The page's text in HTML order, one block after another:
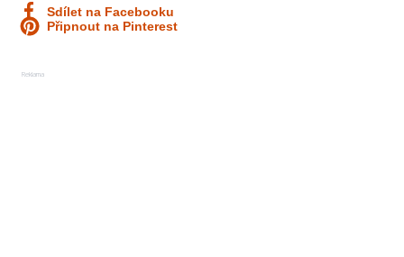
Sdílet na Facebooku
Připnout na Pinterest
Reklama